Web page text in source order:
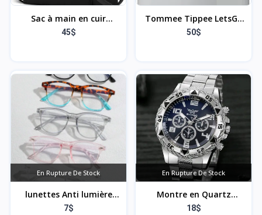
Sac à main en cuir
imperméable avec
femme - Sac à main à
bandoulière pour femme
- Sac fourre-tout antivol
45$
Tommee Tippee LetsGo
Chauffe-biberon
50$
En Rupture De Stock
lunettes Anti lumière
bleue
7$
En Rupture De Stock
Montre en Quartz
Argenté
18$